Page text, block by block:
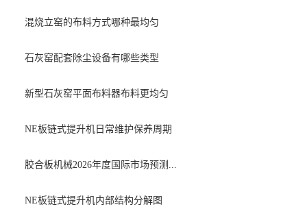
混烧立窑的布料方式哪种最均匀
石灰窑配套除尘设备有哪些类型
新型石灰窑平面布料器布料更均匀
NE板链式提升机日常维护保养周期
胶合板机械2026年度国际市场预测...
NE板链式提升机内部结构分解图